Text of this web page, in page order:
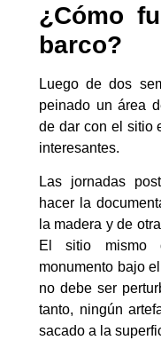
¿Cómo
barco?
Luego de dos
peinado un área
de dar con el sitio
interesantes.
Las jornadas
hacer la
la madera y de
El sitio mismo
monumento bajo
no debe ser
tanto, ningún
sacado a la